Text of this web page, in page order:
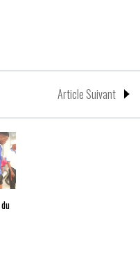
Article Suivant